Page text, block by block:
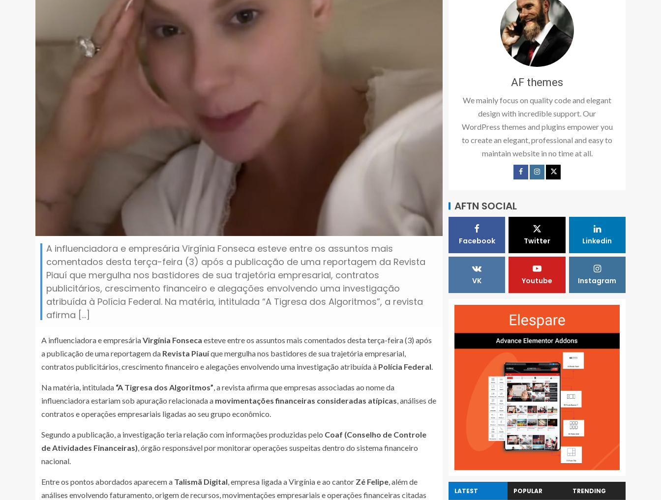
A influenciadora e empresária Virgínia Fonseca esteve entre os assuntos mais
comentados desta terça-feira (3) após a publicação de uma reportagem da Revista
Piauí que mergulha nos bastidores de sua trajetória empresarial, contratos
publicitários, crescimento financeiro e alegações envolvendo uma investigação
atribuída à Polícia Federal. Na matéria, intitulada “A Tigresa dos Algoritmos”, a revista
afirma […]
A influenciadora e empresáriaVirgínia Fonseca esteve entre os assuntos mais comentados desta terça-feira (3) após
a publicação de uma reportagem da Revista Piauíque mergulha nos bastidores de sua trajetória empresarial,
contratos publicitários, crescimento financeiro e alegações envolvendo uma investigação atribuída à Polícia Federal.
Na matéria, intitulada “A Tigresa dos Algoritmos”, a revista afirma que empresas associadas ao nome da
influenciadora estariam sob apuração relacionada a movimentações financeiras consideradas atípicas, análises de
contratos e operações empresariais ligadas ao seu grupo econômico.
Segundo a publicação, a investigação teria relação com informações produzidas pelo Coaf (Conselho de Controle
de Atividades Financeiras), órgão responsável por monitorar operações suspeitas dentro do sistema financeiro
nacional.
Entre os pontos abordados aparecem a Talismã Digital, empresa ligada a Virgínia e ao cantor Zé Felipe, além de
análises envolvendo faturamento, origem de recursos, movimentações empresariais e operações financeiras citadas
AF themes
We mainly focus on quality code and elegant
design with incredible support. Our
WordPress themes and plugins empower you
to create an elegant, professional and easy to
maintain website in no time at all.
AFTN SOCIAL
Facebook Twitter Linkedin
VK Youtube Instagram
LATEST POPULAR TRENDING